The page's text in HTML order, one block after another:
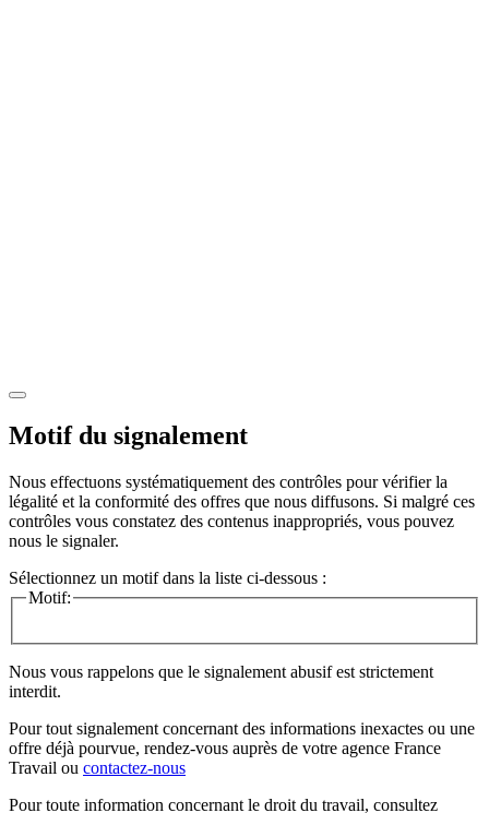
Motif du signalement
Nous effectuons systématiquement des contrôles pour vérifier la
légalité et la conformité des offres que nous diffusons. Si malgré ces
contrôles vous constatez des contenus inappropriés, vous pouvez
nous le signaler.
Sélectionnez un motif dans la liste ci-dessous :
Motif:
Nous vous rappelons que le signalement abusif est strictement
interdit.
Pour tout signalement concernant des informations inexactes ou une
offre déjà pourvue, rendez-vous auprès de votre agence France
Travail ou contactez-nous
Pour toute information concernant le droit du travail, consultez